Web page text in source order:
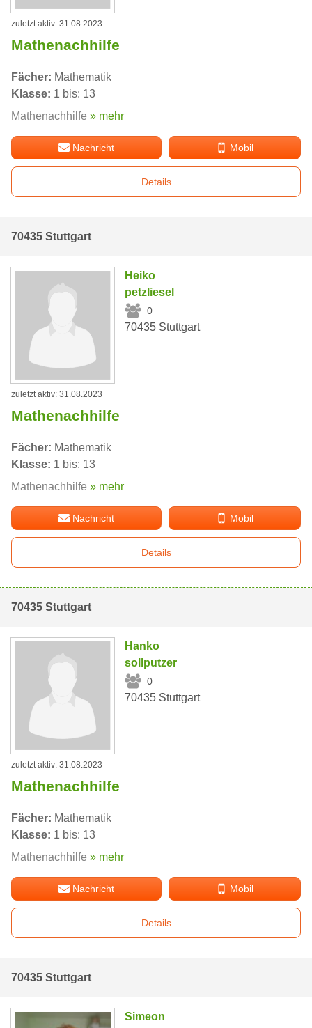
zuletzt aktiv: 31.08.2023
Mathenachhilfe
Fächer: Mathematik
Klasse: 1 bis: 13
Mathenachhilfe » mehr
Nachricht Mobil
Details
70435 Stuttgart
Heiko
petzliesel
0
70435 Stuttgart
zuletzt aktiv: 31.08.2023
Mathenachhilfe
Fächer: Mathematik
Klasse: 1 bis: 13
Mathenachhilfe » mehr
Nachricht Mobil
Details
70435 Stuttgart
Hanko
sollputzer
0
70435 Stuttgart
zuletzt aktiv: 31.08.2023
Mathenachhilfe
Fächer: Mathematik
Klasse: 1 bis: 13
Mathenachhilfe » mehr
Nachricht Mobil
Details
70435 Stuttgart
Simeon